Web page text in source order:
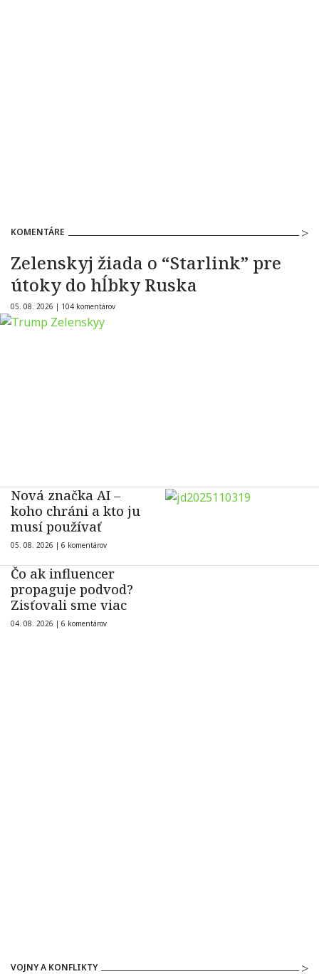
KOMENTÁRE
Zelenskyj žiada o “Starlink” pre
útoky do hĺbky Ruska
05. 08. 2026 | 104 komentárov
Nová značka AI –
koho chráni a kto ju
musí používať
05. 08. 2026 | 6 komentárov
Čo ak influencer
propaguje podvod?
Zisťovali sme viac
04. 08. 2026 | 6 komentárov
VOJNY A KONFLIKTY